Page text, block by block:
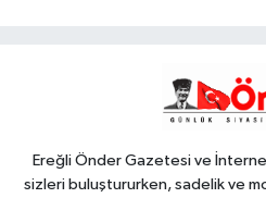
18:45
Ereğli Önder Gazetesi ve
sizleri buluştururken, sadelik ve